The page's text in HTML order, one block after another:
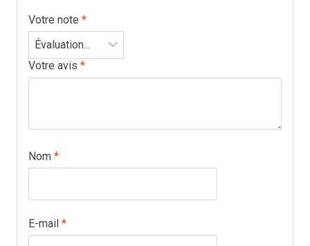
Votre note *
Votre avis *
Nom *
E-mail *